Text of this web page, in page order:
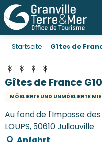
Startseite Gîtes de
Gîtes de France
MÖBLIERTE UND UNMÖBLIERTE
Au fond de l'Impasse des
LOUPS, 50610 Jullouville